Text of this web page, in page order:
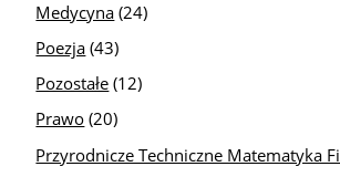
Medycyna (24)
Poezja (43)
Pozostałe (12)
Prawo (20)
Przyrodnicze Techniczne Matematyka